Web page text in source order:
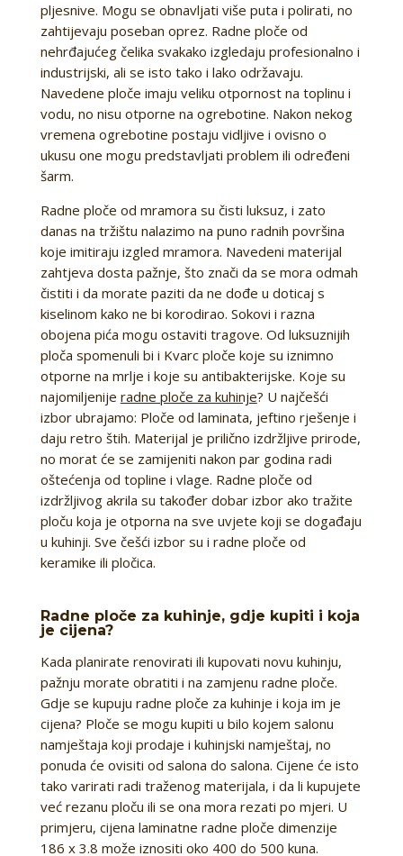
pljesnive. Mogu se obnavljati više puta i polirati, no
zahtijevaju poseban oprez. Radne ploče od
nehrđajućeg čelika svakako izgledaju profesionalno i
industrijski, ali se isto tako i lako održavaju.
Navedene ploče imaju veliku otpornost na toplinu i
vodu, no nisu otporne na ogrebotine. Nakon nekog
vremena ogrebotine postaju vidljive i ovisno o
ukusu one mogu predstavljati problem ili određeni
šarm.
Radne ploče od mramora su čisti luksuz, i zato
danas na tržištu nalazimo na puno radnih površina
koje imitiraju izgled mramora. Navedeni materijal
zahtjeva dosta pažnje, što znači da se mora odmah
čistiti i da morate paziti da ne dođe u doticaj s
kiselinom kako ne bi korodirao. Sokovi i razna
obojena pića mogu ostaviti tragove. Od luksuznijih
ploča spomenuli bi i Kvarc ploče koje su iznimno
otporne na mrlje i koje su antibakterijske. Koje su
najomiljenije radne ploče za kuhinje? U najčešći
izbor ubrajamo: Ploče od laminata, jeftino rješenje i
daju retro štih. Materijal je prilično izdržljive prirode,
no morat će se zamijeniti nakon par godina radi
oštećenja od topline i vlage. Radne ploče od
izdržljivog akrila su također dobar izbor ako tražite
ploču koja je otporna na sve uvjete koji se događaju
u kuhinji. Sve češći izbor su i radne ploče od
keramike ili pločica.
Radne ploče za kuhinje, gdje kupiti i koja
je cijena?
Kada planirate renovirati ili kupovati novu kuhinju,
pažnju morate obratiti i na zamjenu radne ploče.
Gdje se kupuju radne ploče za kuhinje i koja im je
cijena? Ploče se mogu kupiti u bilo kojem salonu
namještaja koji prodaje i kuhinjski namještaj, no
ponuda će ovisiti od salona do salona. Cijene će isto
tako varirati radi traženog materijala, i da li kupujete
već rezanu ploču ili se ona mora rezati po mjeri. U
primjeru, cijena laminatne radne ploče dimenzije
186 x 3.8 može iznositi oko 400 do 500 kuna.